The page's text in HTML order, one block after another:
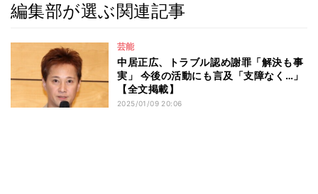
編集部が選ぶ関連記事
芸能
中居正広、トラブル認め謝罪「解決も事
実」 今後の活動にも言及「支障なく…」
【全文掲載】
2025/01/09 20:06